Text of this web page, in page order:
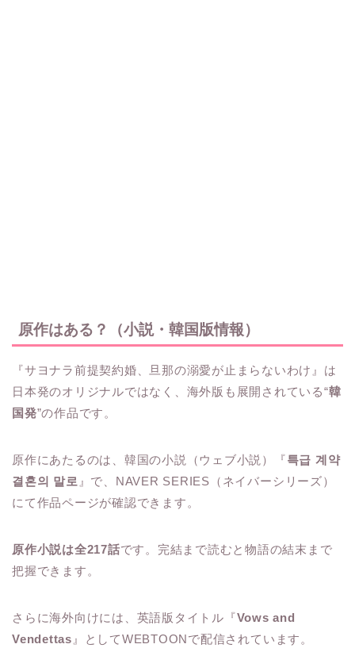
原作はある？（小説・韓国版情報）
『サヨナラ前提契約婚、旦那の溺愛が止まらないわけ』は
日本発のオリジナルではなく、海外版も展開されている“韓
国発”の作品です。
原作にあたるのは、韓国の小説（ウェブ小説）『특급 계약
결혼의 말로 』で、NAVER SERIES（ネイバーシリーズ）
にて作品ページが確認できます。
原作小説は全217話です。完結まで読むと物語の結末まで
把握できます。
さらに海外向けには、英語版タイトル『Vows and
Vendettas 』としてWEBTOONで配信されています。